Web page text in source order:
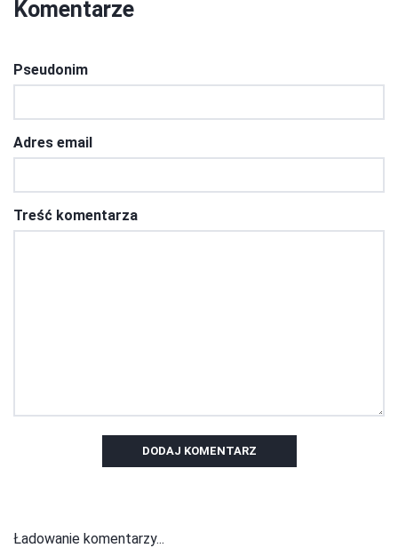
Komentarze
Pseudonim
Adres email
Treść komentarza
DODAJ KOMENTARZ
Ładowanie komentarzy...